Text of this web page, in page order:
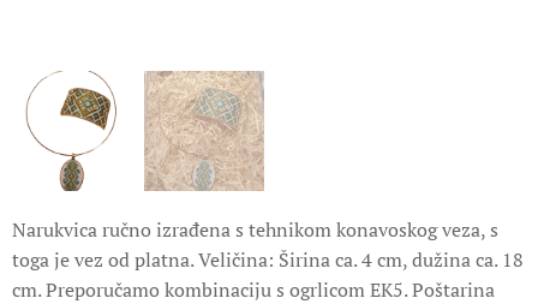
Narukvica ručno izrađena s tehnikom konavoskog veza, s
toga je vez od platna. Veličina: Širina ca. 4 cm, dužina ca. 18
cm. Preporučamo kombinaciju s ogrlicom EK5. Poštarina